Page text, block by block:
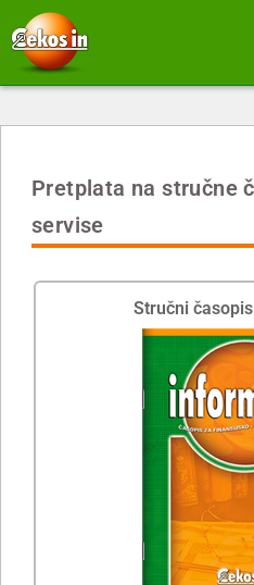
Pretplata na stručne
servise
Stručni